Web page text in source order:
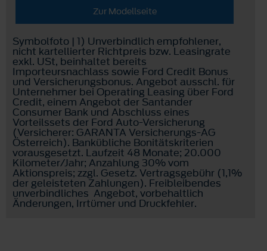
Zur Modellseite
Symbolfoto | 1) Unverbindlich empfohlener,
nicht kartellierter Richtpreis bzw. Leasingrate
exkl. USt, beinhaltet bereits
Importeursnachlass sowie Ford Credit Bonus
und Versicherungsbonus. Angebot ausschl. für
Unternehmer bei Operating Leasing über Ford
Credit, einem Angebot der Santander
Consumer Bank und Abschluss eines
Vorteilssets der Ford Auto-Versicherung
(Versicherer: GARANTA Versicherungs-AG
Österreich). Bankübliche Bonitätskriterien
vorausgesetzt. Laufzeit 48 Monate; 20.000
Kilometer/Jahr; Anzahlung 30% vom
Aktionspreis; zzgl. Gesetz. Vertragsgebühr (1,1%
der geleisteten Zahlungen). Freibleibendes
unverbindliches Angebot, vorbehaltlich
Änderungen, Irrtümer und Druckfehler.